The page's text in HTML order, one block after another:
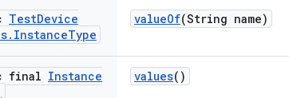
TestDevice
. InstanceType
valueOf(String name)
final Instance
values()